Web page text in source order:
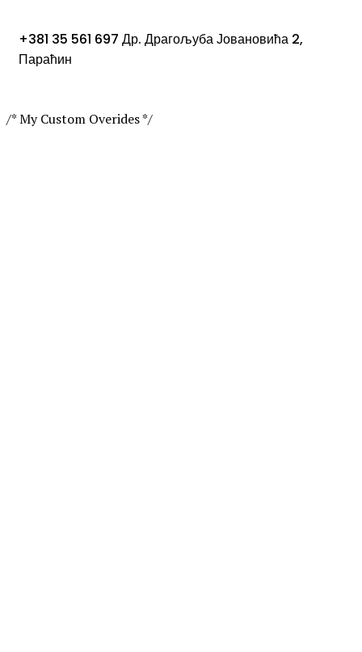
+381 35 561 697 Др. Драгољуба Јовановића 2,
Параћин
/* My Custom Overides */